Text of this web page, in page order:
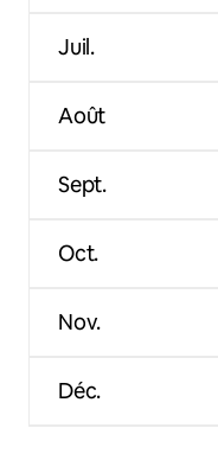
Juil.
Août
Sept.
Oct.
Nov.
Déc.